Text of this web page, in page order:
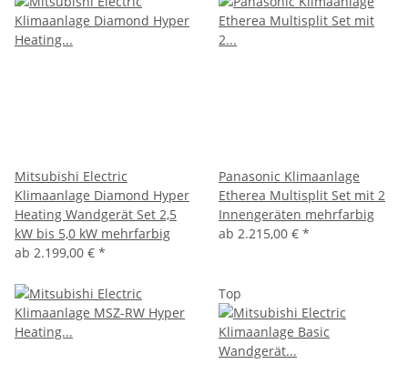
Mitsubishi Electric
Klimaanlage Diamond Hyper
Heating Wandgerät Set 2,5
kW bis 5,0 kW mehrfarbig
ab 2.199,00 € *
Panasonic Klimaanlage
Etherea Multisplit Set mit 2
Innengeräten mehrfarbig
ab 2.215,00 € *
Top